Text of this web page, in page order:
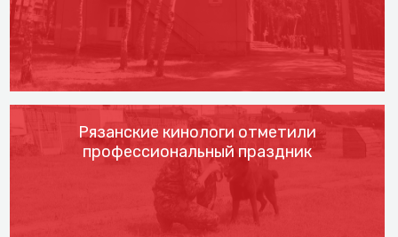
Рязанские кинологи отметили
профессиональный праздник